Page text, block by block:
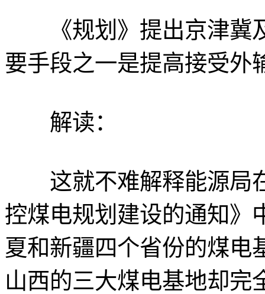
《规划》提出京津冀
要手段之一是提高接受外
解读：
这就不难解释能源局
控煤电规划建设的通知》
夏和新疆四个省份的煤电
山西的三大煤电基地却完